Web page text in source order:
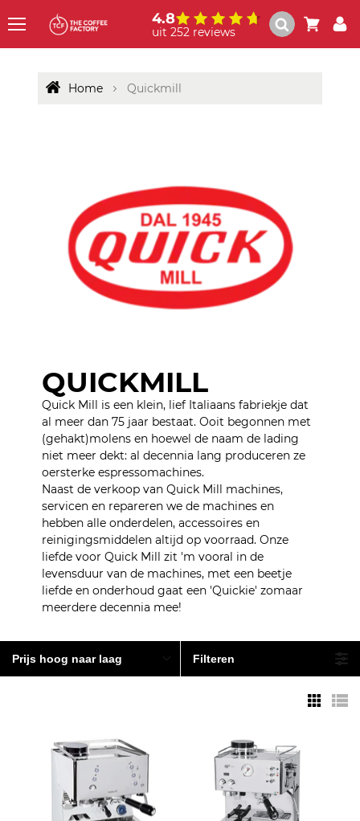
4.8
uit 252 reviews
Home Quickmill
QUICKMILL
Quick Mill is een klein, lief Italiaans fabriekje dat
al meer dan 75 jaar bestaat. Ooit begonnen met
(gehakt)molens en hoewel de naam de lading
niet meer dekt: al decennia lang produceren ze
oersterke espressomachines.
Naast de verkoop van Quick Mill machines,
servicen en repareren we de machines en
hebben alle onderdelen, accessoires en
reinigingsmiddelen altijd op voorraad. Onze
liefde voor Quick Mill zit 'm vooral in de
levensduur van de machines, met een beetje
liefde en onderhoud gaat een 'Quickie' zomaar
meerdere decennia mee!
Prijs hoog naar laag Filteren